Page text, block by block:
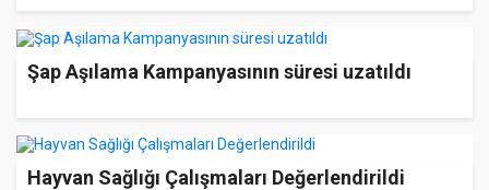
Şap Aşılama Kampanyasının süresi uzatıldı
Hayvan Sağlığı Çalışmaları Değerlendirildi